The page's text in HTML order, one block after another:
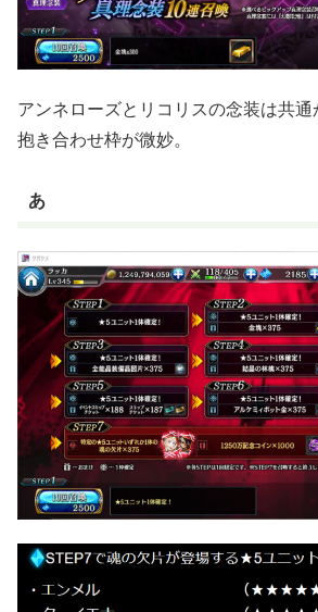
アンネローズとリコリスの念装は共通
抱き合わせ枠が微妙。
あ